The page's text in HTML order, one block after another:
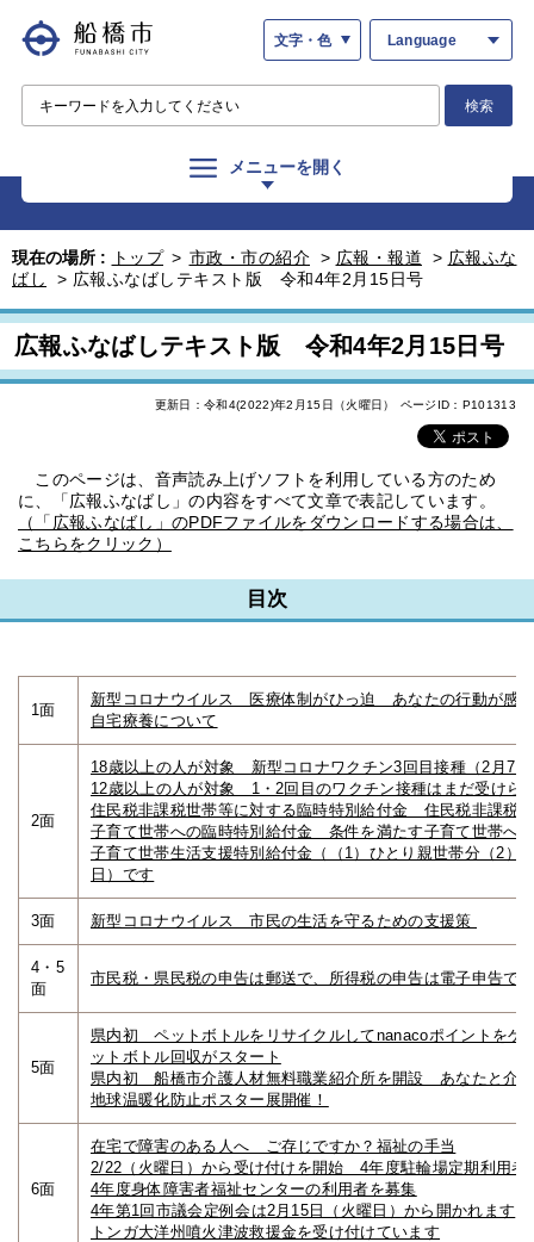
文字・色 Language
検索
メニューを開く
現在の場所 : トップ > 市政・市の紹介 > 広報・報道 > 広報ふな
ばし
> 広報ふなばしテキスト版 令和4年2月15日号
広報ふなばしテキスト版 令和4年2月15日号
更新日：令和4(2022)年2月15日（火曜日） ページID：P101313
このページは、音声読み上げソフトを利用している方のため
に、「広報ふなばし」の内容をすべて文章で表記しています。
（「広報ふなばし」のPDFファイルをダウンロードする場合は、
こちらをクリック）
目次
1面
新型コロナウイルス 医療体制がひっ迫 あなたの行動が感
自宅療養について
2面
18歳以上の人が対象 新型コロナワクチン3回目接種（2月7日
12歳以上の人が対象 1・2回目のワクチン接種はまだ受けら
住民税非課税世帯等に対する臨時特別給付金 住民税非課税
子育て世帯への臨時特別給付金 条件を満たす子育て世帯へ
子育て世帯生活支援特別給付金（（1）ひとり親世帯分（2）
日）です
3面 新型コロナウイルス 市民の生活を守るための支援策
4・5
面
市民税・県民税の申告は郵送で、所得税の申告は電子申告で
5面
県内初 ペットボトルをリサイクルしてnanacoポイントを
ットボトル回収がスタート
県内初 船橋市介護人材無料職業紹介所を開設 あなたと介
地球温暖化防止ポスター展開催！
6面
在宅で障害のある人へ ご存じですか？福祉の手当
2/22（火曜日）から受け付けを開始 4年度駐輪場定期利用者
4年度身体障害者福祉センターの利用者を募集
4年第1回市議会定例会は2月15日（火曜日）から開かれます
トンガ大洋州噴火津波救援金を受け付けています